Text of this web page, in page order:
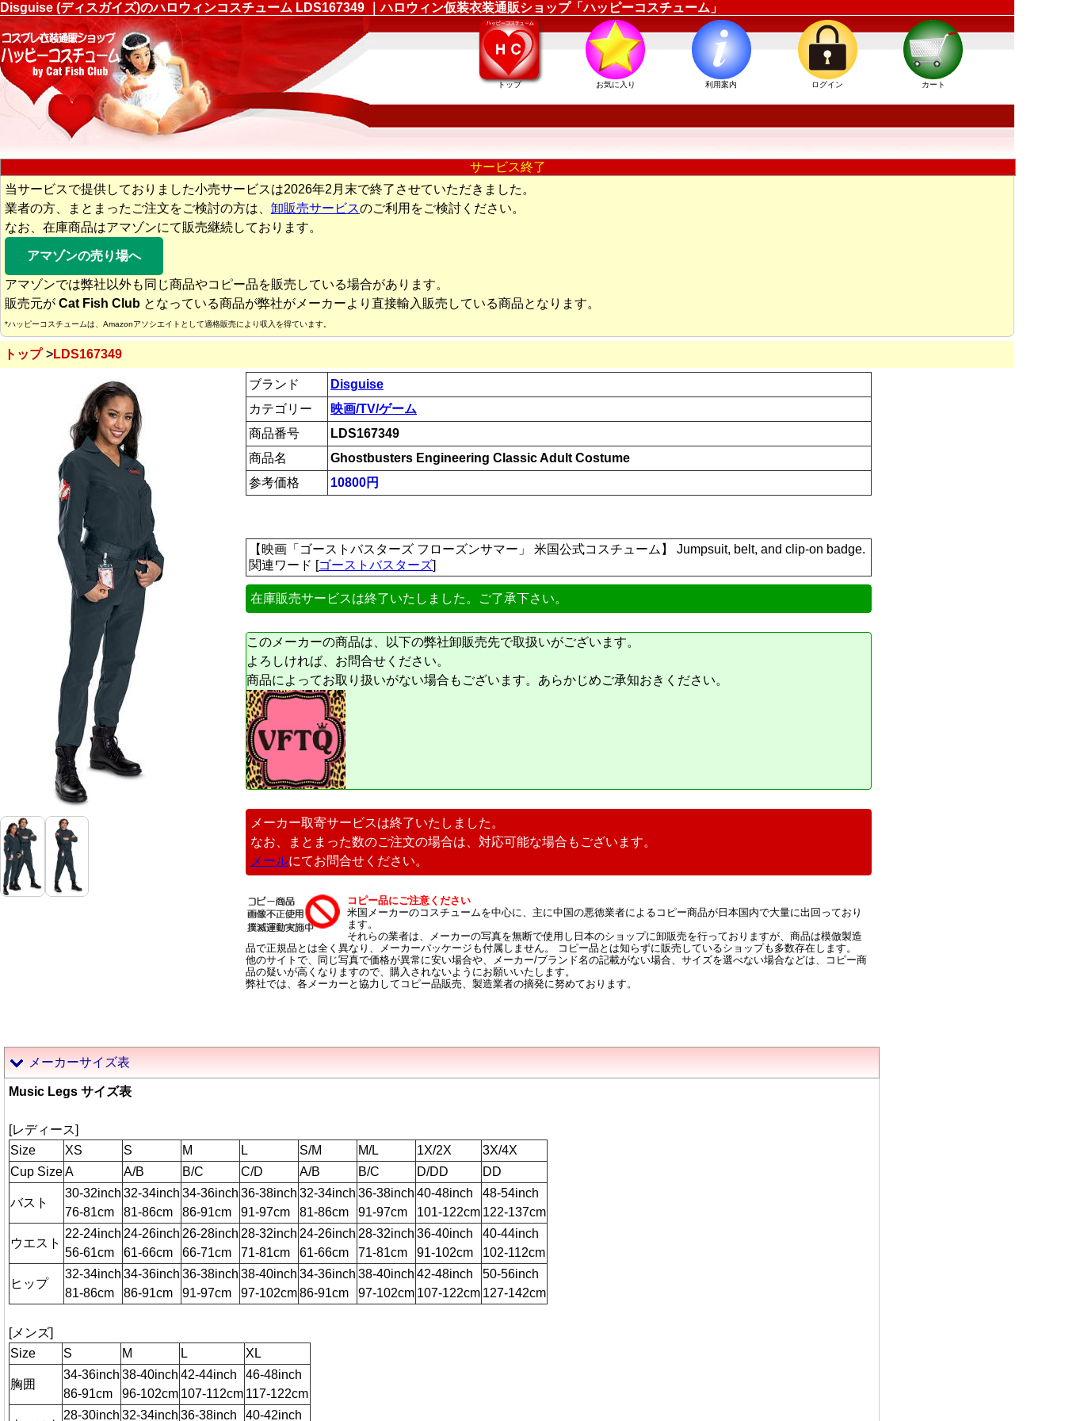
Disguise (ディスガイズ)のハロウィンコスチューム LDS167349 ｜ハロウィン仮装衣装通販ショップ「ハッピーコスチューム」
トップ お気に入り 利用案内 ログイン カート
サービス終了
当サービスで提供しておりました小売サービスは2026年2月末で終了させていただきました。
業者の方、まとまったご注文をご検討の方は、 卸販売サービスのご利用をご検討ください。
なお、在庫商品はアマゾンにて販売継続しております。
アマゾンの売り場へ
アマゾンでは弊社以外も同じ商品やコピー品を販売している場合があります。
販売元が Cat Fish Club となっている商品が弊社がメーカーより直接輸入販売している商品となります。
*ハッピーコスチュームは、Amazonアソシエイトとして適格販売により収入を得ています。
トップ LDS167349
ブランド
Disguise
カテゴリー
映画/TV/ゲーム
商品番号
LDS167349
商品名
Ghostbusters Engineering Classic Adult Costume
参考価格
10800円
【映画「ゴーストバスターズ フローズンサマー」 米国公式コスチューム】 Jumpsuit, belt, and clip-on badge.
関連ワード [ゴーストバスターズ]
在庫販売サービスは終了いたしました。ご了承下さい。
このメーカーの商品は、以下の弊社卸販売先で取扱いがございます。
よろしければ、お問合せください。
商品によってお取り扱いがない場合もございます。あらかじめご承知おきください。
メーカー取寄サービスは終了いたしました。
なお、まとまった数のご注文の場合は、対応可能な場合もございます。
メールにてお問合せください。
コピー品にご注意ください
米国メーカーのコスチュームを中心に、主に中国の悪徳業者によるコピー商品が日本国内で大量に出回っており
ます。
それらの業者は、メーカーの写真を無断で使用し日本のショップに卸販売を行っておりますが、商品は模倣製造
品で正規品とは全く異なり、メーカーパッケージも付属しません。 コピー品とは知らずに販売しているショップも多数存在します。
他のサイトで、同じ写真で価格が異常に安い場合や、メーカー/ブランド名の記載がない場合、サイズを選べない場合などは、コピー商
品の疑いが高くなりますので、購入されないようにお願いいたします。
弊社では、各メーカーと協力してコピー品販売、製造業者の摘発に努めております。
メーカーサイズ表
Music Legs サイズ表
[レディース]
Size
XS S M L S/M M/L 1X/2X
3X/4X
Cup SizeA A/B B/C C/D A/B B/C D/DD DD
バスト
30-32inch
76-81cm
32-34inch
81-86cm
34-36inch
86-91cm
36-38inch
91-97cm
32-34inch
81-86cm
36-38inch
91-97cm
40-48inch
101-122cm
48-54inch
122-137cm
ウエスト
22-24inch
56-61cm
24-26inch
61-66cm
26-28inch
66-71cm
28-32inch
71-81cm
24-26inch
61-66cm
28-32inch
71-81cm
36-40inch
91-102cm
40-44inch
102-112cm
ヒップ
32-34inch
81-86cm
34-36inch
86-91cm
36-38inch
91-97cm
38-40inch
97-102cm
34-36inch
86-91cm
38-40inch
97-102cm
42-48inch
107-122cm
50-56inch
127-142cm
[メンズ]
Size
S M L XL
胸囲
34-36inch
86-91cm
38-40inch
96-102cm
42-44inch
107-112cm
46-48inch
117-122cm
28-30inch 32-34inch 36-38inch 40-42inch